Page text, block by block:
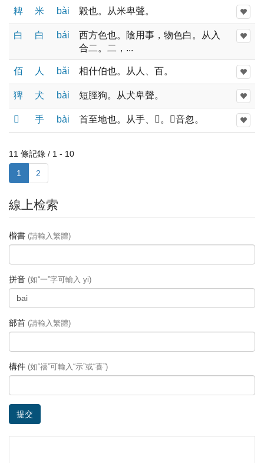
粺 米 bài 毇也。从米卑聲。
白 白 bái
西方色也。陰用事，物色白。从入
合二。二，...
佰 人 bǎi 相什伯也。从人、百。
猈 犬 bài 短脛狗。从犬卑聲。
𢳎 手 bài 首至地也。从手、𠦪。𠦪音忽。
11 條記錄 / 1 - 10
1 2
線上检索
楷書 (請輸入繁體)
拼音 (如“一”字可輸入 yi)
部首 (請輸入繁體)
構件 (如“禧”可輸入“示”或“喜”)
提交